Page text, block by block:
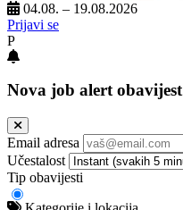
04.08. – 19.08.2026
Prijavi se
P
Nova job alert obavijest
Email adresa
Učestalost
Tip obavijesti